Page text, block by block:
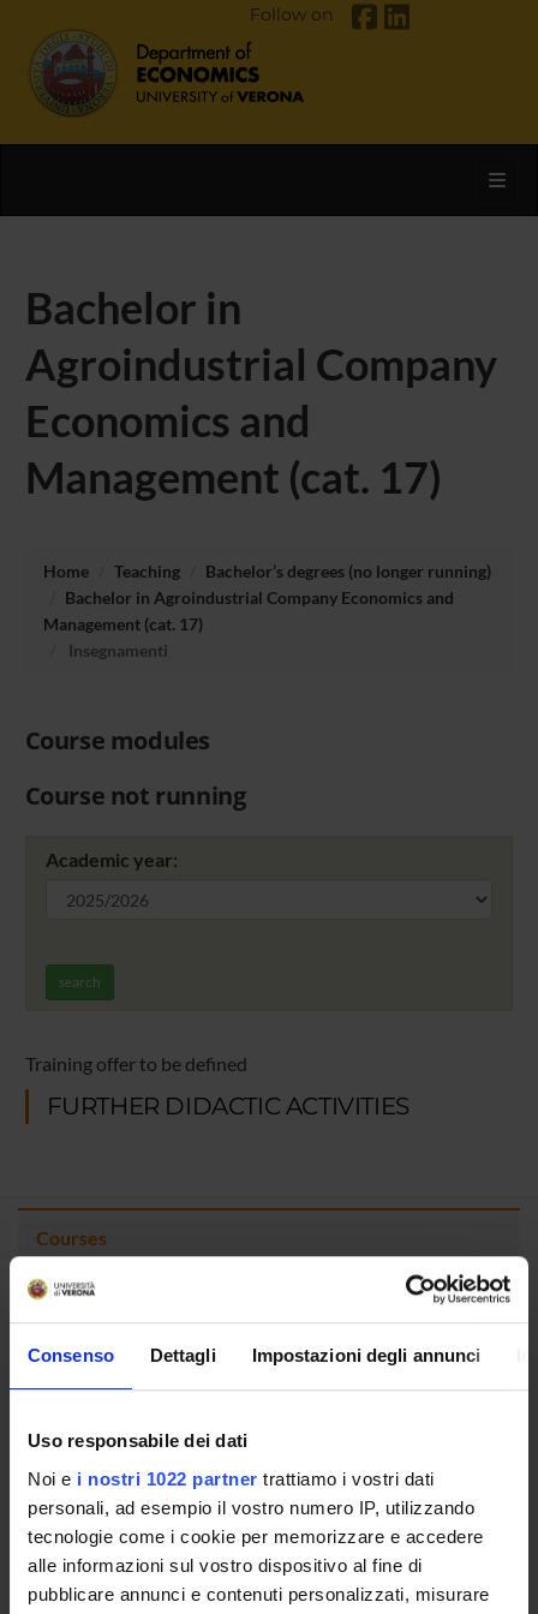
Consenso Dettagli Impostazioni degli annunci
Uso responsabile dei dati
Noi e i nostri 1022 partner trattiamo i vostri dati
personali, ad esempio il vostro numero IP, utilizzando
tecnologie come i cookie per memorizzare e accedere
alle informazioni sul vostro dispositivo al fine di
pubblicare annunci e contenuti personalizzati, misurare
Follow on
Bachelor in
Agroindustrial Company
Economics and
Management (cat. 17)
Home Teaching
Bachelor’s degrees (no longer running)
Bachelor in Agroindustrial Company Economics and
Management (cat. 17)
Insegnamenti
Course modules
Course not running
Academic year:
search
Training offer to be defined
FURTHER DIDACTIC ACTIVITIES
Courses
Lesson timetable
Exam calendar
Notices
Governing bodies
Faculty staff
Student Career Management
Scholarships and Grants